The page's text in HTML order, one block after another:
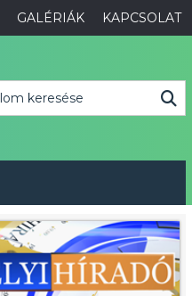
GALÉRIÁK KAPCSOLAT